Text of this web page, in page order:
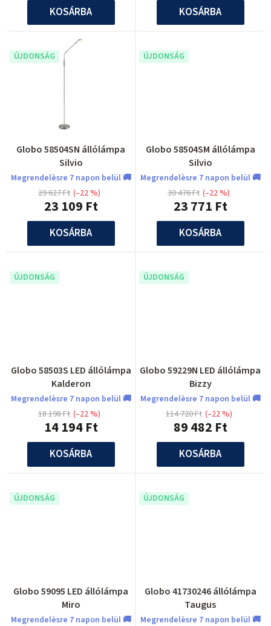
é
s
KOSÁRBA KOSÁRBA
ÚJDONSÁG
Globo 58504SN állólámpa
Silvio
Megrendelèsre 7 napon belül 🚚
23 109 Ft
29 627 Ft (–22 %)
KOSÁRBA
ÚJDONSÁG
Globo 58504SM állólámpa
Silvio
Megrendelèsre 7 napon belül 🚚
23 771 Ft
30 476 Ft (–22 %)
KOSÁRBA
ÚJDONSÁG
Globo 58503S LED állólámpa
Kalderon
Megrendelèsre 7 napon belül 🚚
14 194 Ft
18 198 Ft (–22 %)
KOSÁRBA
ÚJDONSÁG
Globo 59229N LED állólámpa
Bizzy
Megrendelèsre 7 napon belül 🚚
89 482 Ft
114 720 Ft (–22 %)
KOSÁRBA
ÚJDONSÁG
Globo 59095 LED állólámpa
Miro
Megrendelèsre 7 napon belül 🚚
ÚJDONSÁG
Globo 41730246 állólámpa
Taugus
Megrendelèsre 7 napon belül 🚚